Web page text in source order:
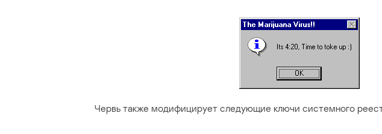
Червь также модифицирует следующие ключи системного